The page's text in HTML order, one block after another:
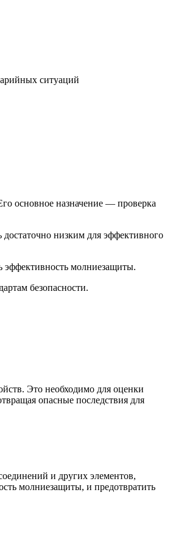
ситуаций
основное назначение — проверка
низким для эффективного
эффективность молниезащиты.
безопасности.
Это необходимо для оценки
опасные последствия для
и других элементов,
молниезащиты, и предотвратить